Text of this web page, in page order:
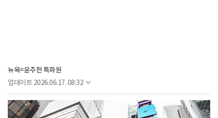
뉴욕=윤주헌 특파원
업데이트 2026.06.17. 08:32